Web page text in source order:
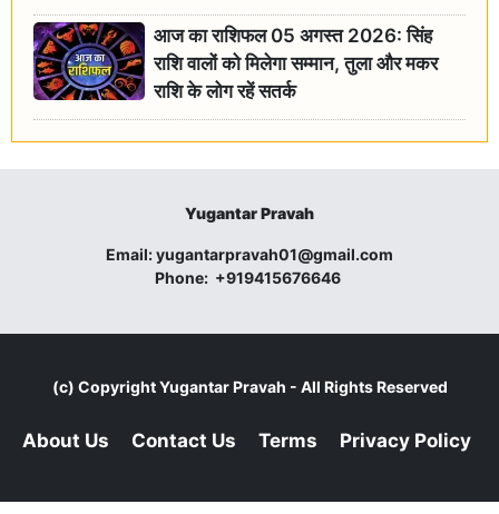
आज का राशिफल 05 अगस्त 2026: सिंह
राशि वालों को मिलेगा सम्मान, तुला और मकर
राशि के लोग रहें सतर्क
Yugantar Pravah
Email:yugantarpravah01@gmail.com
Phone: +919415676646
(c) CopyrightYugantar Pravah - All Rights Reserved
About Us Contact Us Terms Privacy Policy